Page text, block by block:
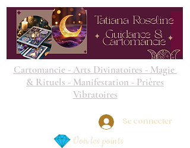
Cartomancie - Arts Divinatoires - Magie
& Rituels - Manifestation - Prières
Vibratoires
Se connecter
Voir les points